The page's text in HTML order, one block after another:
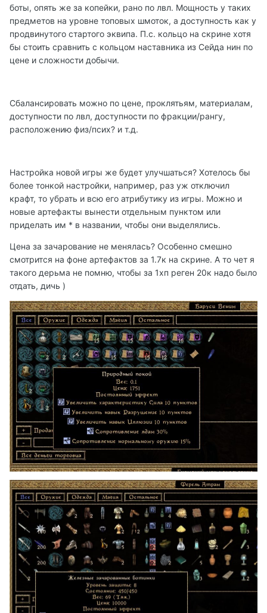
боты, опять же за копейки, рано по лвл. Мощность у таких
предметов на уровне топовых шмоток, а доступность как у
продвинутого стартого эквипа. П.с. кольцо на скрине хотя
бы стоить сравнить с кольцом наставника из Сейда нин по
цене и сложности добычи.
Сбалансировать можно по цене, проклятьям, материалам,
доступности по лвл, доступности по фракции/рангу,
расположению физ/псих? и т.д.
Настройка новой игры же будет улучшаться? Хотелось бы
более тонкой настройки, например, раз уж отключил
крафт, то убрать и всю его атрибутику из игры. Можно и
новые артефакты вынести отдельным пунктом или
приделать им * в названии, чтобы они выделялись.
Цена за зачарование не менялась? Особенно смешно
смотрится на фоне артефактов за 1.7к на скрине. А то чет я
такого дерьма не помню, чтобы за 1хп реген 20к надо было
отдать, дичь )